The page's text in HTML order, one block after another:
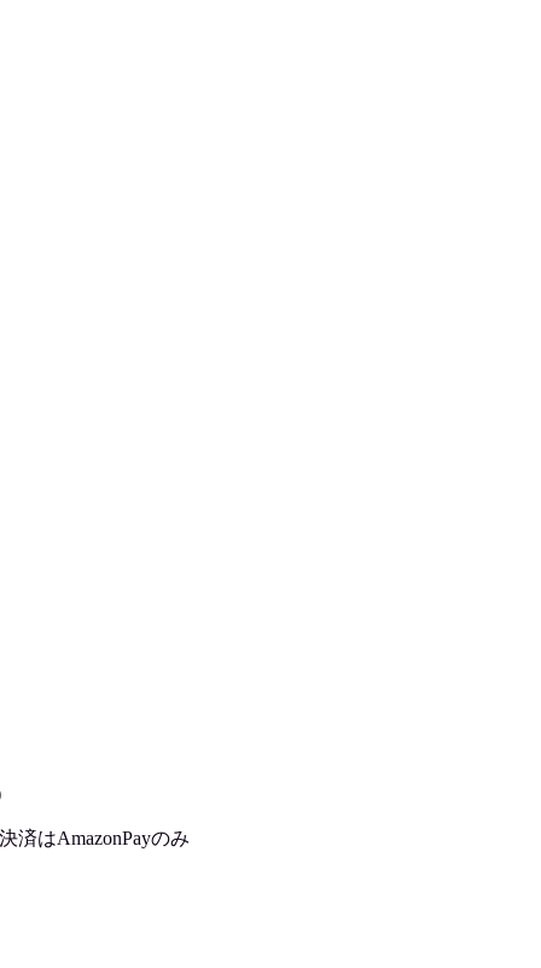
済はAmazonPayのみ